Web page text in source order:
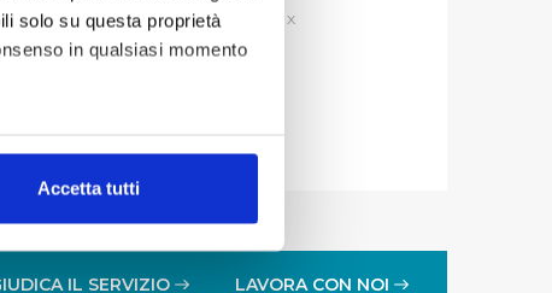
solo su questa proprietà
in qualsiasi momento
specifiche (impronte
Accetta tutti
amministrazioni pubbliche, ex
IL SERVIZIO LAVORA CON NOI